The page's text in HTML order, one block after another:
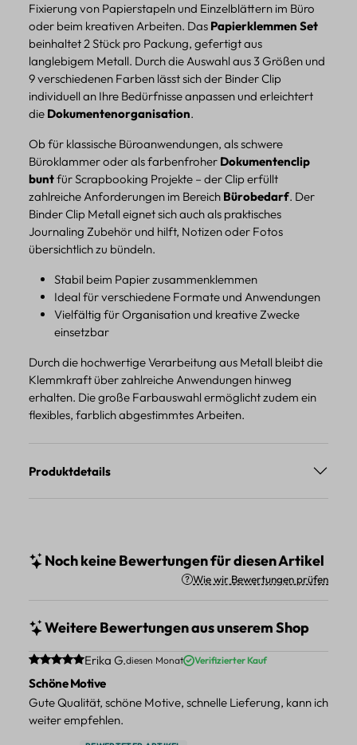
Fixierung von Papierstapeln und Einzelblättern im Büro
oder beim kreativen Arbeiten. Das Papierklemmen Set
beinhaltet 2 Stück pro Packung, gefertigt aus
langlebigem Metall. Durch die Auswahl aus 3 Größen und
9 verschiedenen Farben lässt sich der Binder Clip
individuell an Ihre Bedürfnisse anpassen und erleichtert
die Dokumentenorganisation.
Ob für klassische Büroanwendungen, als schwere
Büroklammer oder als farbenfroher Dokumentenclip
buntfür Scrapbooking Projekte – der Clip erfüllt
zahlreiche Anforderungen im Bereich Bürobedarf. Der
Binder Clip Metall eignet sich auch als praktisches
Journaling Zubehör und hilft, Notizen oder Fotos
übersichtlich zu bündeln.
Stabil beim Papier zusammenklemmen
Ideal für verschiedene Formate und Anwendungen
Vielfältig für Organisation und kreative Zwecke
einsetzbar
Durch die hochwertige Verarbeitung aus Metall bleibt die
Klemmkraft über zahlreiche Anwendungen hinweg
erhalten. Die große Farbauswahl ermöglicht zudem ein
flexibles, farblich abgestimmtes Arbeiten.
Produktdetails
Noch keine Bewertungen für diesen Artikel
Wie wir Bewertungen prüfen
Weitere Bewertungen aus unserem Shop
Durchschnittliche Bewertung von 5 von 5 Sternen
Erika G.diesen Monat Verifizierter Kauf
Schöne Motive
Gute Qualität, schöne Motive, schnelle Lieferung, kann ich
weiter empfehlen.